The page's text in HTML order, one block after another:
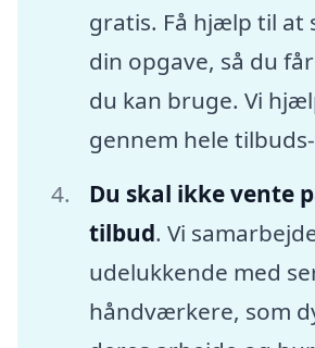
gratis. Få hjælp til at
din opgave, så du
du kan bruge. Vi
gennem hele
Du skal ikke vente
tilbud. Vi
udelukkende med
håndværkere, som